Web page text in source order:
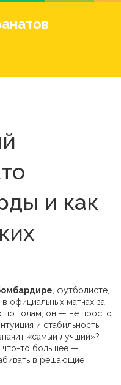
и как
футболисте,
официальных матчах за
по голам , он — не просто
и стабильность
«самый лучший»?
что-то большее —
в решающие